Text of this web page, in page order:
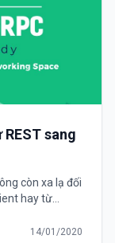
sang
còn xa lạ đối
hay từ
14/01/2020